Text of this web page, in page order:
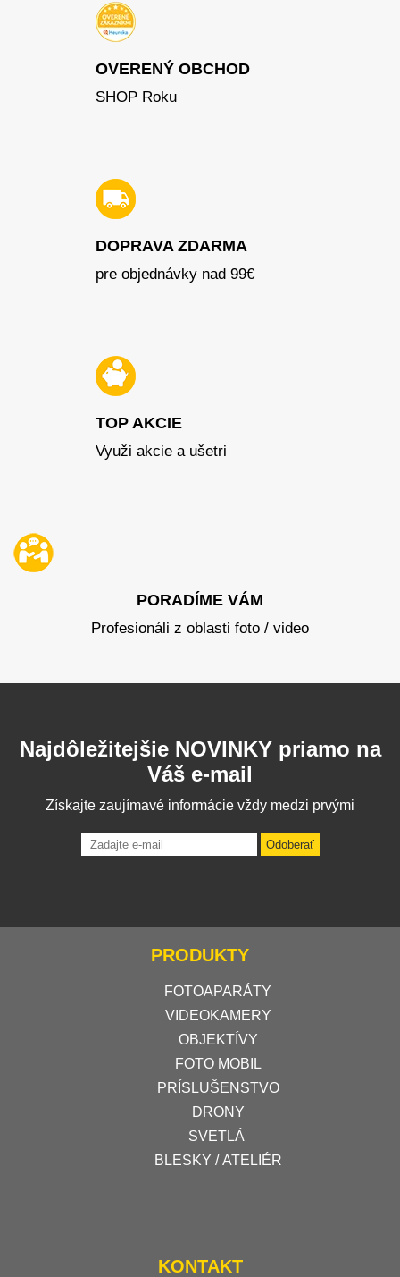
OVERENÝ OBCHOD
SHOP Roku
DOPRAVA ZDARMA
pre objednávky nad 99€
TOP AKCIE
Využi akcie a ušetri
PORADÍME VÁM
Profesionáli z oblasti foto / video
Najdôležitejšie NOVINKY priamo na
Váš e-mail
Získajte zaujímavé informácie vždy medzi prvými
Odoberať
PRODUKTY
FOTOAPARÁTY
VIDEOKAMERY
OBJEKTÍVY
FOTO MOBIL
PRÍSLUŠENSTVO
DRONY
SVETLÁ
BLESKY / ATELIÉR
KONTAKT